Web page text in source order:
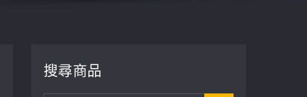
搜尋商品